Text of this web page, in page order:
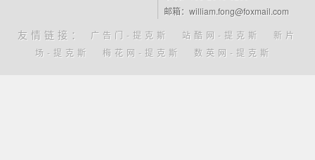
邮箱：william.fong@foxmail.com
友情链接： 广告门-提克斯 站酷网-提克斯
新片
场-提克斯
梅花网-提克斯 数英网-提克斯